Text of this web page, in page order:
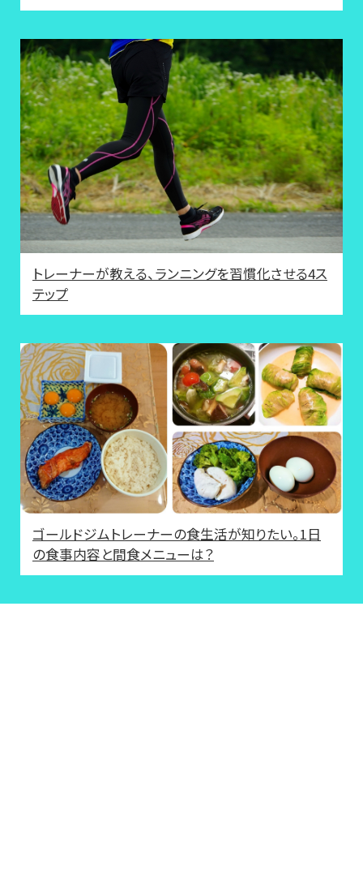
トレーナーが教える、ランニングを習慣化させる4ス
テップ
ゴールドジムトレーナーの食生活が知りたい。1日
の食事内容と間食メニューは？